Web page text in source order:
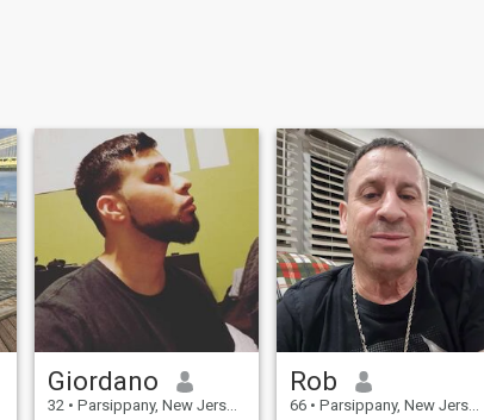
Giordano
32 • Parsippany, New Jersey, Estados Unidos
Rob
66 • Parsippany, New Jersey, Estados Unidos